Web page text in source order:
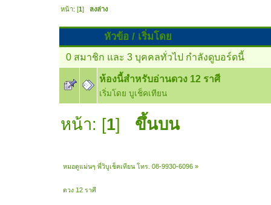
หน้า: [1] ลงล่าง
หัวข้อ/ เริ่มโดย
0 สมาชิก และ 3 บุคคลทั่วไป กำลังดูบอร์ดนี้
ห้องนี้สำหรับอ่านดวง 12 ราศี
เริ่มโดย บูเช็คเทียน
หน้า: [1] ขึ้นบน
หมอดูแม่นๆ พี่วิบูเช็คเทียน โทร. 08-9930-6096 »
ดวง 12 ราศี